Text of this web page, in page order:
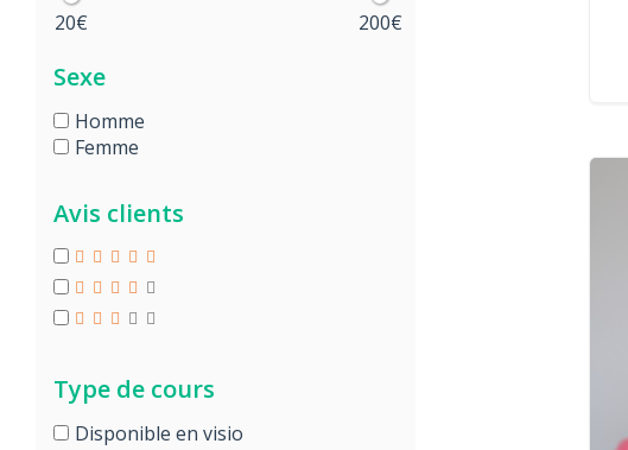
20€ 200€
Sexe
Homme
Femme
Avis clients
Type de cours
Disponible en visio